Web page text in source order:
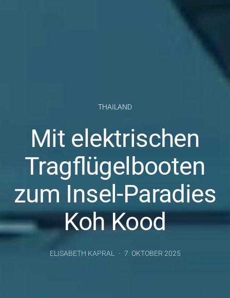
THAILAND
Mit elektrischen
Tragflügelbooten
zum Insel-Paradies
Koh Kood
ELISABETH KAPRAL 7. OKTOBER 2025